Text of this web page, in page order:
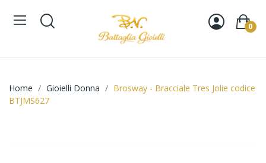
0
Home Gioielli Donna
Brosway - Bracciale Tres Jolie codice
BTJMS627